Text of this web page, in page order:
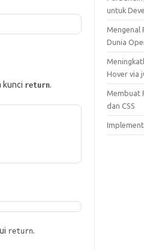
kunci return.
return.
untuk
Mengenal
Dunia
Hover via
Membuat
dan CSS